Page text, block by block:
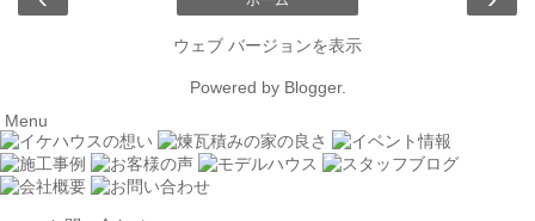
ウェブ バージョンを表示
Powered by Blogger.
Menu